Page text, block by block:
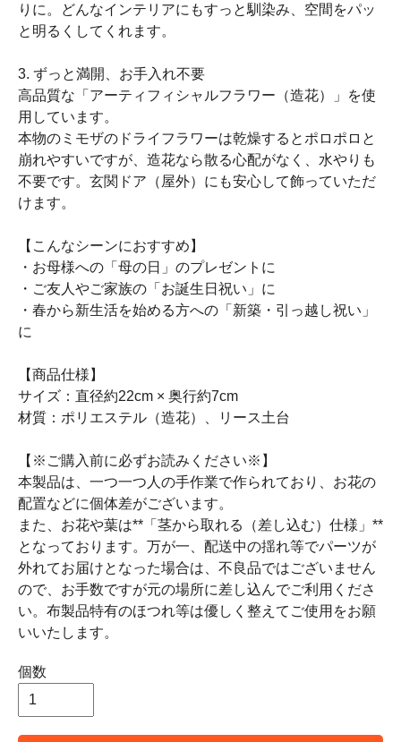
りに。どんなインテリアにもすっと馴染み、空間をパッ
と明るくしてくれます。
3. ずっと満開、お手入れ不要
高品質な「アーティフィシャルフラワー（造花）」を使
用しています。
本物のミモザのドライフラワーは乾燥するとポロポロと
崩れやすいですが、造花なら散る心配がなく、水やりも
不要です。玄関ドア（屋外）にも安心して飾っていただ
けます。
【こんなシーンにおすすめ】
・お母様への「母の日」のプレゼントに
・ご友人やご家族の「お誕生日祝い」に
・春から新生活を始める方への「新築・引っ越し祝い」
に
【商品仕様】
サイズ：直径約22cm × 奥行約7cm
材質：ポリエステル（造花）、リース土台
【※ご購入前に必ずお読みください※】
本製品は、一つ一つ人の手作業で作られており、お花の
配置などに個体差がございます。
また、お花や葉は**「茎から取れる（差し込む）仕様」**
となっております。万が一、配送中の揺れ等でパーツが
外れてお届けとなった場合は、不良品ではございません
ので、お手数ですが元の場所に差し込んでご利用くださ
い。布製品特有のほつれ等は優しく整えてご使用をお願
いいたします。
個数